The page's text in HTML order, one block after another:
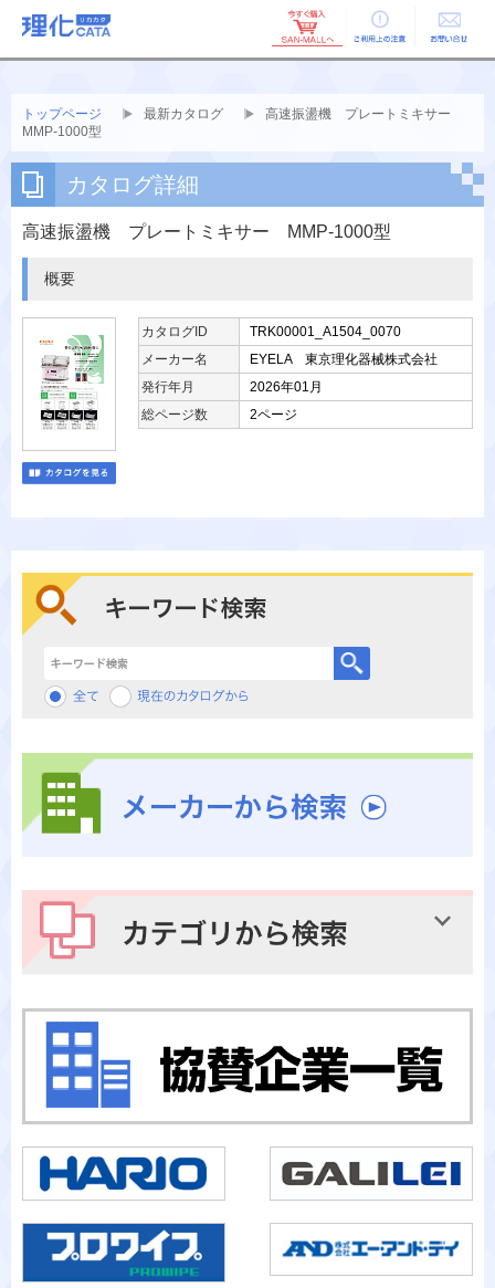
ご利用上の お問い合せ
トップページ 最新カタログ
高速振盪機 プレートミキサー
MMP-1000型
カタログ詳細
高速振盪機 プレートミキサー MMP-1000型
概要
カタログID
TRK00001_A1504_0070
メーカー名
EYELA 東京理化器械株式会社
発行年月
2026年01月
総ページ数
2ページ
キーワード検索